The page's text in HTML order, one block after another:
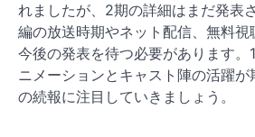
れましたが、2期の詳細はまだ発表
編の放送時期やネット配信、無料視
今後の発表を待つ必要があります。
ニメーションとキャスト陣の活躍
の続報に注目していきましょう。